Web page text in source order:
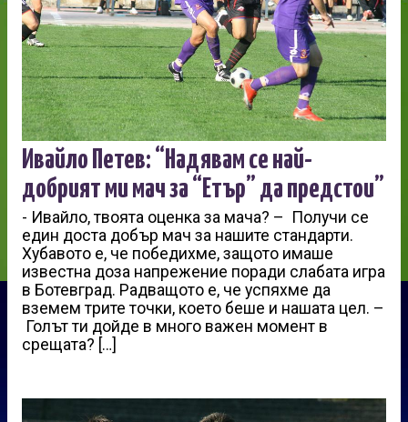
Ивайло Петев: “Надявам се най-
добрият ми мач за “Етър” да предстои”
-­ Ивайло, твоята оценка за мача? – ­ Получи се
един доста добър мач за нашите стандарти.
Хубавото е, че победихме, защото имаше
известна доза напрежение поради слабата игра
в Ботевград. Радващото е, че успяхме да
вземем трите точки, което беше и нашата цел. –
­ Голът ти дойде в много важен момент в
срещата? […]